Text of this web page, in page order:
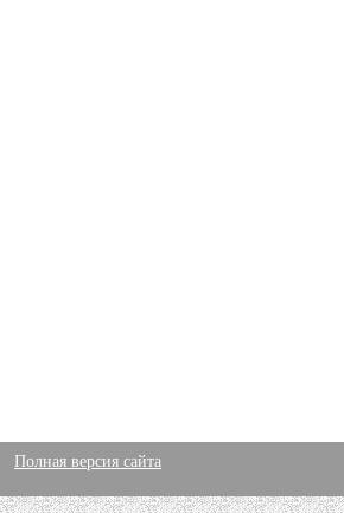
Полная версия сайта